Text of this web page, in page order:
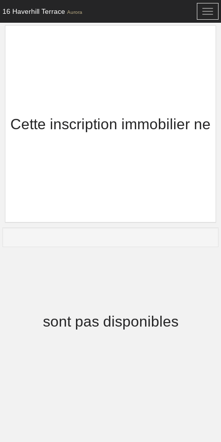
16 Haverhill Terrace Aurora
Cette inscription immobilier ne
sont pas disponibles